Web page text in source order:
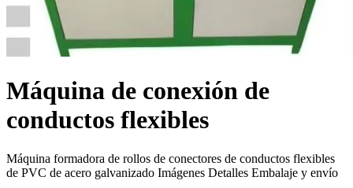
Máquina de conexión de
conductos flexibles
Máquina formadora de rollos de conectores de conductos flexibles
de PVC de acero galvanizado Imágenes Detalles Embalaje y envío